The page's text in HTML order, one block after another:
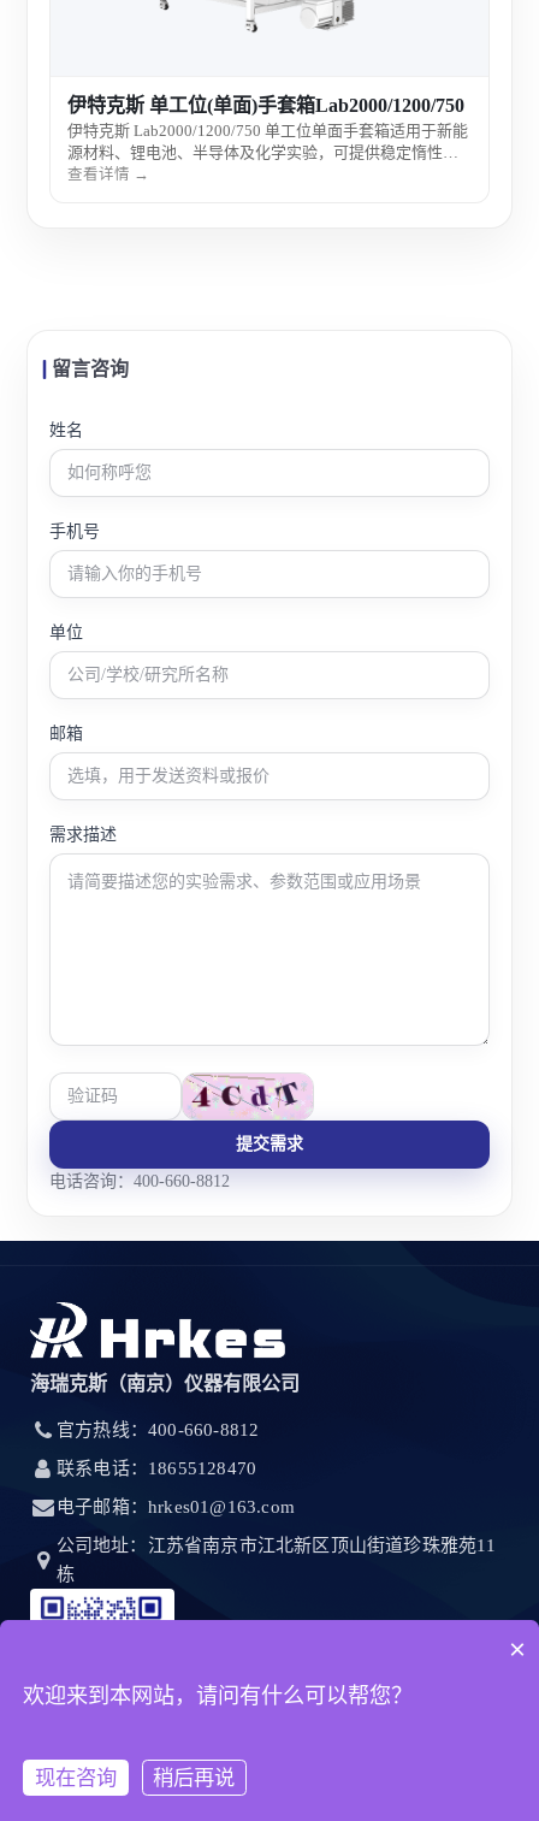
伊特克斯 单工位(单面)手套箱Lab2000/1200/750
伊特克斯 Lab2000/1200/750 单工位单面手套箱适用于新能
源材料、锂电池、半导体及化学实验，可提供稳定惰性气
氛环境，满足无水无氧操作需求。
查看详情 →
留言咨询
姓名
手机号
单位
邮箱
需求描述
提交需求
电话咨询：400-660-8812
海瑞克斯（南京）仪器有限公司
官方热线：400-660-8812
联系电话：18655128470
电子邮箱：hrkes01@163.com
公司地址：江苏省南京市江北新区顶山街道珍珠雅苑11
栋
×
欢迎来到本网站，请问有什么可以帮您？
现在咨询 稍后再说